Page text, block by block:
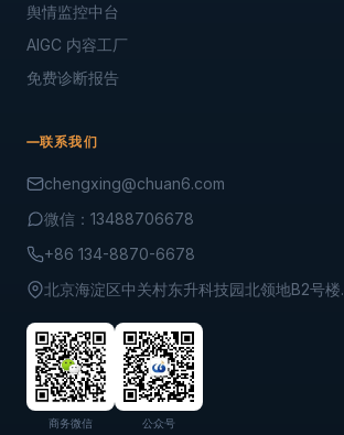
舆情监控中台
AIGC 内容工厂
免费诊断报告
联系我们
chengxing@chuan6.com
微信：13488706678
+86 134-8870-6678
北京海淀区中关村东升科技园北领地B2号楼.
商务微信 公众号